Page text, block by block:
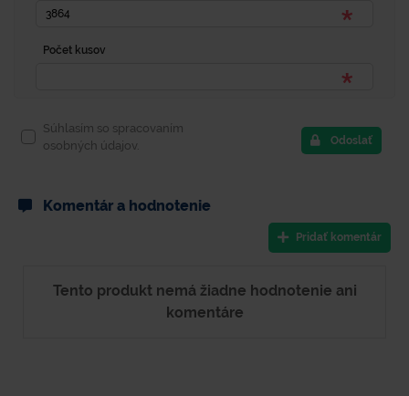
Počet kusov
Súhlasím so spracovaním
osobných údajov.
Odoslať
Komentár a hodnotenie
Pridať komentár
Tento produkt nemá žiadne hodnotenie ani
komentáre